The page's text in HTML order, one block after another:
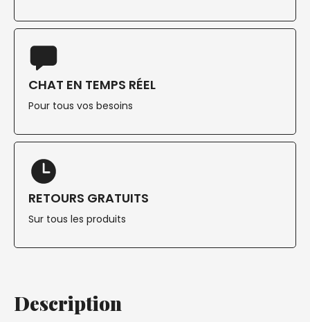
CHAT EN TEMPS RÉEL
Pour tous vos besoins
RETOURS GRATUITS
Sur tous les produits
Description